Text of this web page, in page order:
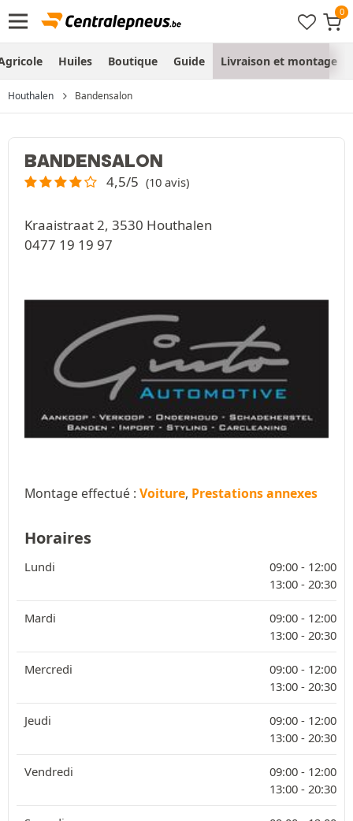
Huiles Boutique Guide Livraison et montage
Houthalen Bandensalon
BANDENSALON
4,5/5 (10 avis)
Kraaistraat 2, 3530 Houthalen
0477 19 19 97
Montage effectué : Voiture, Prestations annexes
Horaires
Lundi 09:00 - 12:00
13:00 - 20:30
Mardi 09:00 - 12:00
13:00 - 20:30
Mercredi 09:00 - 12:00
13:00 - 20:30
Jeudi 09:00 - 12:00
13:00 - 20:30
Vendredi 09:00 - 12:00
13:00 - 20:30